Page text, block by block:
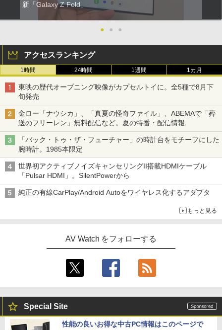
新「Galaxy Z Fold」
● ● ●
アクセスランキング
1時間 24時間 1週間 1カ月
東映の歴代オープニング映像がカプセルトイに。全5種で8月下
旬発売
金ロー「ナウシカ」、「真夏の怪奇ファイル」、ABEMAで「葬
送のフリーレン」無料配信など。夏の特番・配信情報
「バック・トゥ・ザ・フューチャー」の時計台をモチーフにした
腕時計。1985本限定
世界初アクティブノイズキャンセリングII搭載HDMIケーブル
「Pulsar HDMI」。SilentPowerから
純正の有線CarPlay/Android Autoをワイヤレス化するアダプタ
もっと見る
AV Watch をフォローする
Special Site
性能の良いお得な中古PC情報はこのページで